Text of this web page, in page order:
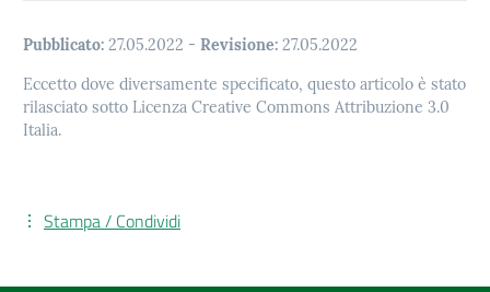
Pubblicato: 27.05.2022 - Revisione: 27.05.2022
Eccetto dove diversamente specificato, questo articolo è stato
rilasciato sotto Licenza Creative Commons Attribuzione 3.0
Italia.
Stampa / Condividi